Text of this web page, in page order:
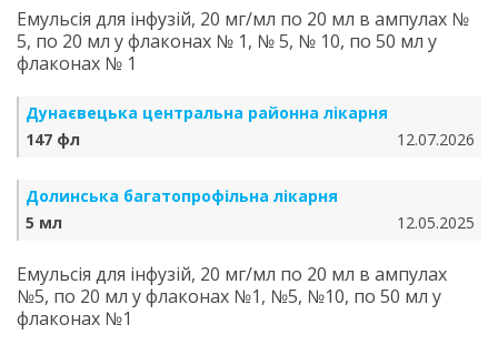
Емульсія для інфузій, 20 мг/мл по 20 мл в ампулах №
5, по 20 мл у флаконах № 1, № 5, № 10, по 50 мл у
флаконах № 1
Дунаєвецька центральна районна лікарня
147 фл
12.07.2026
Долинська багатопрофільна лікарня
5 мл
12.05.2025
Емульсія для інфузій, 20 мг/мл по 20 мл в ампулах
№5, по 20 мл у флаконах №1, №5, №10, по 50 мл у
флаконах №1